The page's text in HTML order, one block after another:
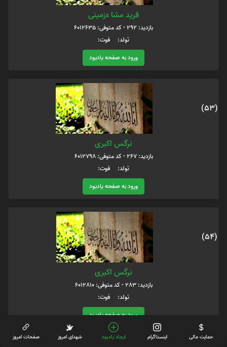
فرید مشا ءزمینی
بازدید: 292 - کد متوفی: 6012635
تولد: فوت:
ورود به صفحه یادبود
(53)
نرگس اکبری
بازدید: 267 - کد متوفی: 6012798
تولد: فوت:
ورود به صفحه یادبود
(54)
نرگس اکبری
بازدید: 283 - کد متوفی: 6012810
تولد: فوت:
ورود به صفحه یادبود
حمایت مالی اینستاگرام ایجاد یادبود شهدای امروز صفحات امروز